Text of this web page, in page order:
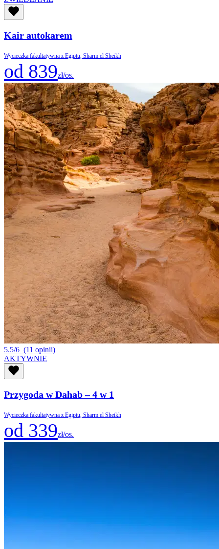
Kair autokarem
Wycieczka fakultatywna z Egiptu, Sharm el Sheikh
od 839zł/os.
5.5/6 (11 opinii)
AKTYWNIE
Przygoda w Dahab – 4 w 1
Wycieczka fakultatywna z Egiptu, Sharm el Sheikh
od 339zł/os.